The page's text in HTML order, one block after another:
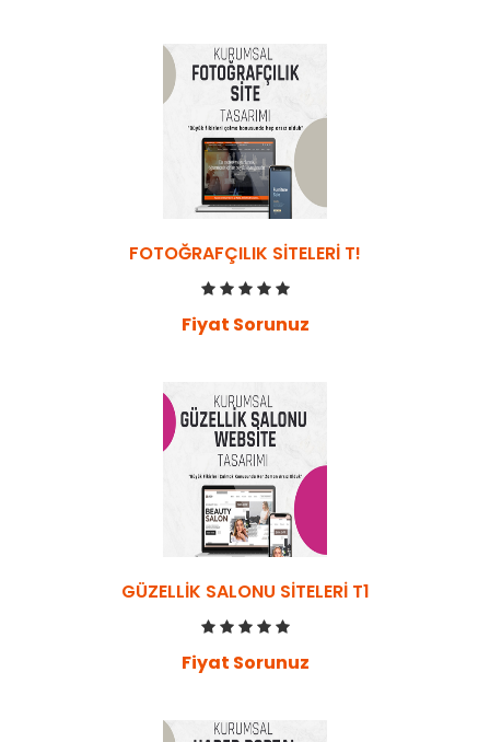
FOTOĞRAFÇILIK SITELERI T!
Fiyat Sorunuz
GÜZELLIK SALONU SITELERI T1
Fiyat Sorunuz